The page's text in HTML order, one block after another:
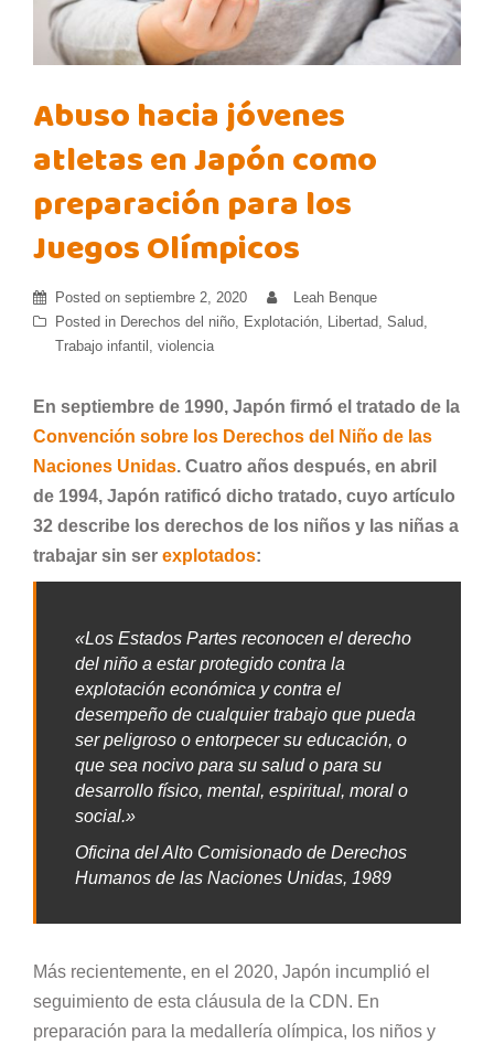
Abuso hacia jóvenes
atletas en Japón como
preparación para los
Juegos Olímpicos
Posted on septiembre 2, 2020
Leah Benque
Posted in Derechos del niño Explotación Libertad Salud
Trabajo infantil violencia
En septiembre de 1990, Japón firmó el tratado de la
Convención sobre los Derechos del Niño de las
Naciones Unidas. Cuatro años después, en abril
de 1994, Japón ratificó dicho tratado, cuyo artículo
32 describe los derechos de los niños y las niñas a
trabajar sin ser explotados:
«Los Estados Partes reconocen el derecho
del niño a estar protegido contra la
explotación económica y contra el
desempeño de cualquier trabajo que pueda
ser peligroso o entorpecer su educación, o
que sea nocivo para su salud o para su
desarrollo físico, mental, espiritual, moral o
social.»
Oficina del Alto Comisionado de Derechos
Humanos de las Naciones Unidas, 1989
Más recientemente, en el 2020, Japón incumplió el
seguimiento de esta cláusula de la CDN. En
preparación para la medallería olímpica, los niños y